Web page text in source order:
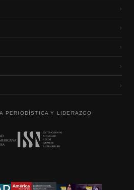
›
›
›
›
›
PERIODÍSTICA Y LIDERAZGO